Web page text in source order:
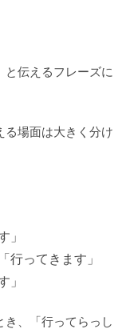
と伝えるフレーズに
る場面は大きく分け
」
行ってきます」
」
、「行ってらっし